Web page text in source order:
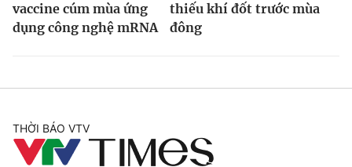
vaccine cúm mùa ứng
dụng công nghệ mRNA
thiếu khí đốt trước mùa
đông
THỜI BÁO VTV